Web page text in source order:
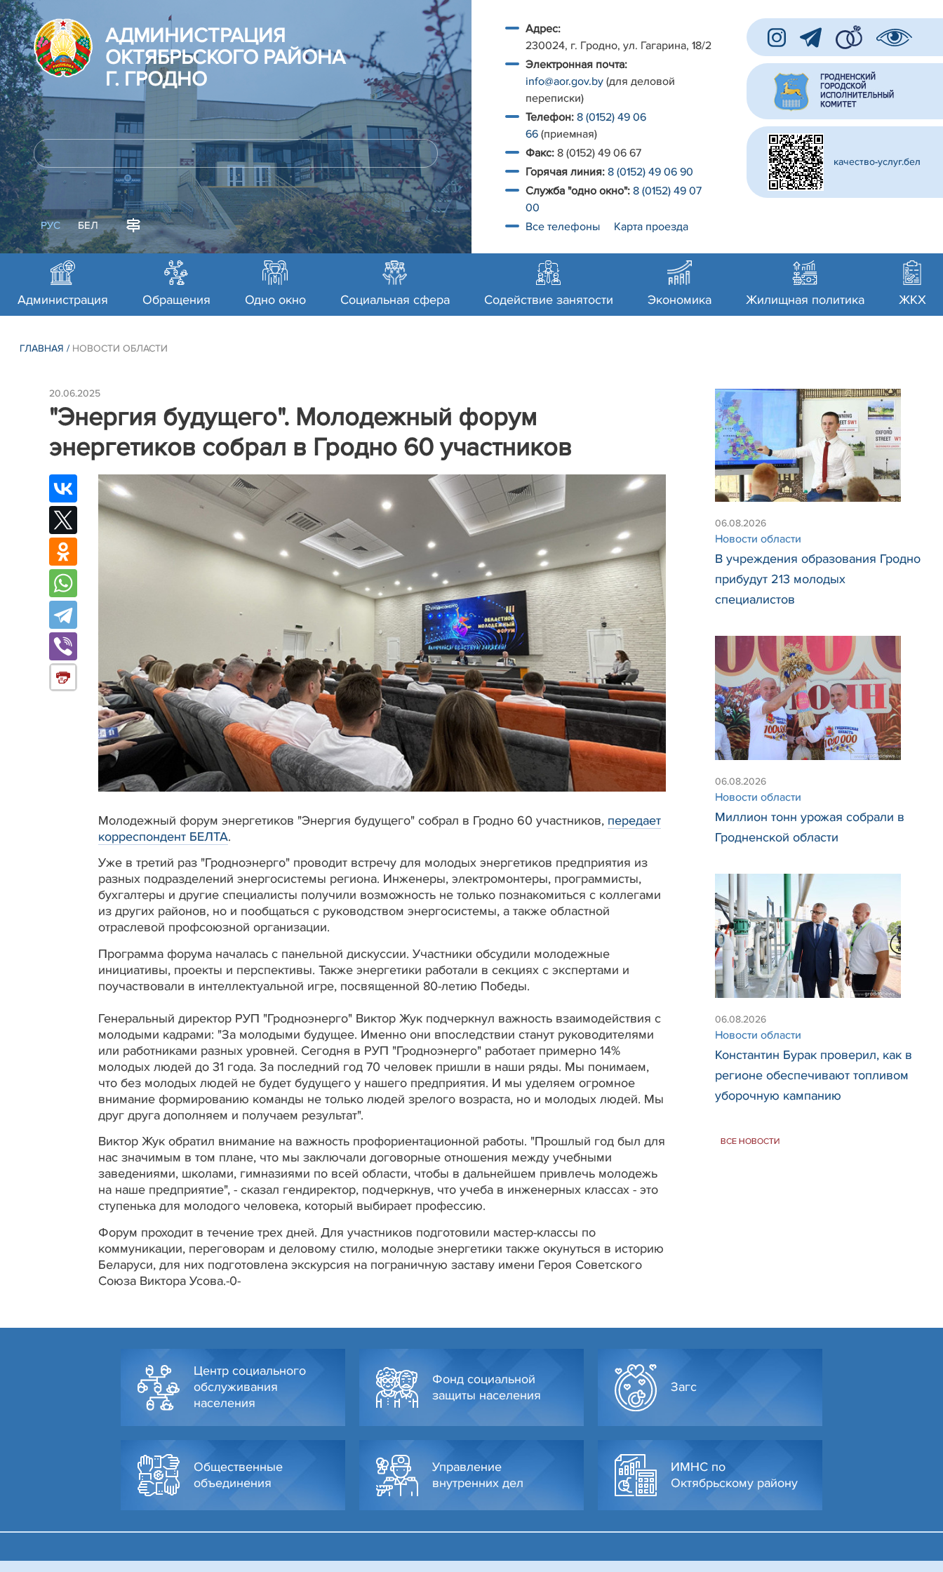
АДМИНИСТРАЦИЯ
ОКТЯБРЬСКОГО РАЙОНА
Г. ГРОДНО
РУС БЕЛ
Адрес:
230024, г. Гродно, ул. Гагарина, 18/2
Электронная почта:
info@aor.gov.by (для деловой
переписки)
Телефон: 8 (0152) 49 06
66 (приемная)
Факс: 8 (0152) 49 06 67
Горячая линия: 8 (0152) 49 06 90
Служба "одно окно": 8 (0152) 49 07
00
Все телефоны
Карта проезда
качество-услуг.бел
Администрация Обращения Одно окно Социальная сфера Содействие занятости Экономика Жилищная политика ЖКХ
ГЛАВНАЯ / НОВОСТИ ОБЛАСТИ
20.06.2025
"Энергия будущего". Молодежный форум
энергетиков собрал в Гродно 60 участников
Молодежный форум энергетиков "Энергия будущего" собрал в Гродно 60 участников, передает
корреспондент БЕЛТА.
Уже в третий раз "Гродноэнерго" проводит встречу для молодых энергетиков предприятия из
разных подразделений энергосистемы региона. Инженеры, электромонтеры, программисты,
бухгалтеры и другие специалисты получили возможность не только познакомиться с коллегами
из других районов, но и пообщаться с руководством энергосистемы, а также областной
отраслевой профсоюзной организации.
Программа форума началась с панельной дискуссии. Участники обсудили молодежные
инициативы, проекты и перспективы. Также энергетики работали в секциях с экспертами и
поучаствовали в интеллектуальной игре, посвященной 80-летию Победы.
Генеральный директор РУП "Гродноэнерго" Виктор Жук подчеркнул важность взаимодействия с
молодыми кадрами: "За молодыми будущее. Именно они впоследствии станут руководителями
или работниками разных уровней. Сегодня в РУП "Гродноэнерго" работает примерно 14%
молодых людей до 31 года. За последний год 70 человек пришли в наши ряды. Мы понимаем,
что без молодых людей не будет будущего у нашего предприятия. И мы уделяем огромное
внимание формированию команды не только людей зрелого возраста, но и молодых людей. Мы
друг друга дополняем и получаем результат".
Виктор Жук обратил внимание на важность профориентационной работы. "Прошлый год был для
нас значимым в том плане, что мы заключали договорные отношения между учебными
заведениями, школами, гимназиями по всей области, чтобы в дальнейшем привлечь молодежь
на наше предприятие", - сказал гендиректор, подчеркнув, что учеба в инженерных классах - это
ступенька для молодого человека, который выбирает профессию.
Форум проходит в течение трех дней. Для участников подготовили мастер-классы по
коммуникации, переговорам и деловому стилю, молодые энергетики также окунуться в историю
Беларуси, для них подготовлена экскурсия на пограничную заставу имени Героя Советского
Союза Виктора Усова.-0-
06.08.2026
Новости области
В учреждения образования Гродно
прибудут 213 молодых
специалистов
06.08.2026
Новости области
Миллион тонн урожая собрали в
Гродненской области
06.08.2026
Новости области
Константин Бурак проверил, как в
регионе обеспечивают топливом
уборочную кампанию
ВСЕ НОВОСТИ
Центр социального
обслуживания
населения
Фонд социальной
защиты населения
Загс
Общественные
объединения
Управление
внутренних дел
ИМНС по
Октябрьскому району